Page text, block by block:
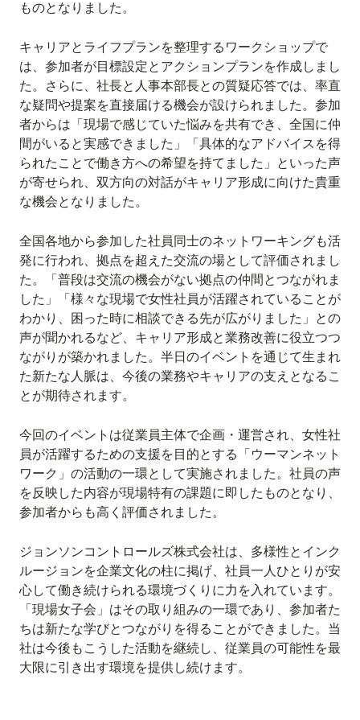
ものとなりました。
キャリアとライフプランを整理するワークショップで
は、参加者が目標設定とアクションプランを作成しまし
た。さらに、社長と人事本部長との質疑応答では、率直
な疑問や提案を直接届ける機会が設けられました。参加
者からは「現場で感じていた悩みを共有でき、全国に仲
間がいると実感できました」「具体的なアドバイスを得
られたことで働き方への希望を持てました」といった声
が寄せられ、双方向の対話がキャリア形成に向けた貴重
な機会となりました。
全国各地から参加した社員同士のネットワーキングも活
発に行われ、拠点を超えた交流の場として評価されまし
た。「普段は交流の機会がない拠点の仲間とつながれま
した」「様々な現場で女性社員が活躍されていることが
わかり、困った時に相談できる先が広がりました」との
声が聞かれるなど、キャリア形成と業務改善に役立つつ
ながりが築かれました。半日のイベントを通じて生まれ
た新たな人脈は、今後の業務やキャリアの支えとなるこ
とが期待されます。
今回のイベントは従業員主体で企画・運営され、女性社
員が活躍するための支援を目的とする「ウーマンネット
ワーク」の活動の一環として実施されました。社員の声
を反映した内容が現場特有の課題に即したものとなり、
参加者からも高く評価されました。
ジョンソンコントロールズ株式会社は、多様性とインク
ルージョンを企業文化の柱に掲げ、社員一人ひとりが安
心して働き続けられる環境づくりに力を入れています。
「現場女子会」はその取り組みの一環であり、参加者た
ちは新たな学びとつながりを得ることができました。当
社は今後もこうした活動を継続し、従業員の可能性を最
大限に引き出す環境を提供し続けます。